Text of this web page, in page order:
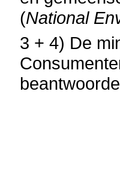
(National
3 + 4) De